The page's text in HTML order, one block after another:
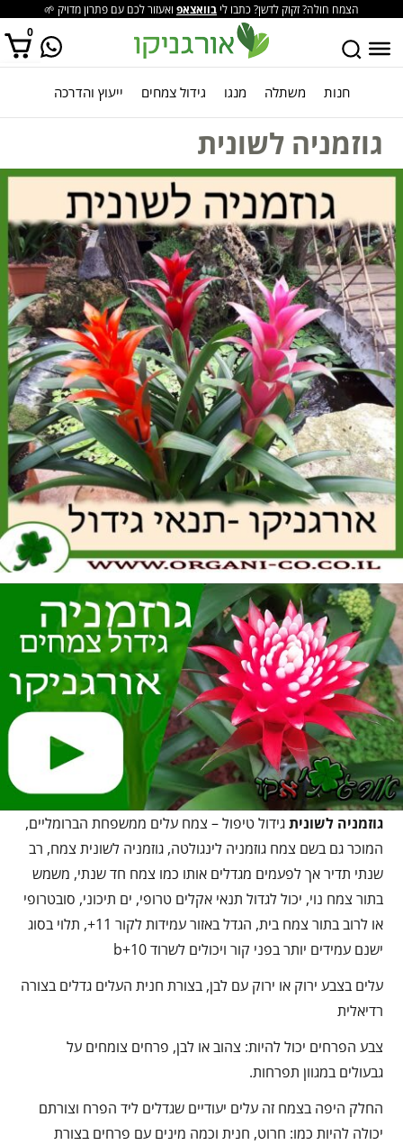
הצמח חולה? זקוק לדשן? כתבו לי בוואצאפ ואעזור לכם עם פתרון מדויק 🌱
0
אין מוצרים בסל הקניות. חנות משתלה מנגו גידול צמחים ייעוץ והדרכה
גוזמניה לשונית
גוזמניה לשוניתגידול טיפול – צמח עלים ממשפחת הברומליים,
המוכר גם בשם צמח גוזמניה לינגולטה, גוזמניה לשונית צמח, רב
שנתי תדיר אך לפעמים מגדלים אותו כמו צמח חד שנתי, משמש
בתור צמח נוי, יכול לגדול תנאי אקלים טרופי, ים תיכוני, סובטרופי
או לרוב בתור צמח בית, הגדל באזור עמידות לקור 11+, תלוי בסוג
ישנם עמידים יותר בפני קור ויכולים לשרוד 10+b
עלים בצבע ירוק או ירוק עם לבן, בצורת חנית העלים גדלים בצורה
רדיאלית
צבע הפרחים יכול להיות: צהוב או לבן, פרחים צומחים על
גבעולים במגוון תפרחות.
החלק היפה בצמח זה עלים יעודיים שגדלים ליד הפרח וצורתם
יכולה להיות כמו: חרוט, חנית וכמה מינים עם פרחים בצורת